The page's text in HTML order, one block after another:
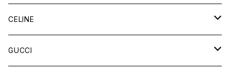
財布&小物
ウェア
バッグ
財布&小物
CELINE
バッグ
GUCCI